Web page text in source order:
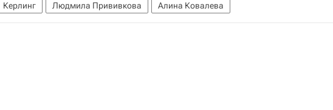
Керлинг Людмила Прививкова Алина Ковалева